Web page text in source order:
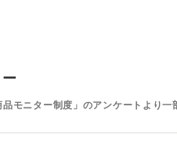
モニター制度」のアンケートより一